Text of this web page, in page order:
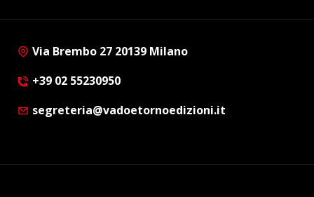
Via Brembo 27 20139 Milano
+39 02 55230950
segreteria@vadoetornoedizioni.it